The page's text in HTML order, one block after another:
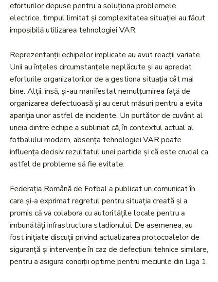
eforturilor depuse pentru a soluționa problemele
electrice, timpul limitat și complexitatea situației au făcut
imposibilă utilizarea tehnologiei VAR.
Reprezentanții echipelor implicate au avut reacții variate.
Unii au înțeles circumstanțele neplăcute și au apreciat
eforturile organizatorilor de a gestiona situația cât mai
bine. Alții, însă, și-au manifestat nemulțumirea față de
organizarea defectuoasă și au cerut măsuri pentru a evita
apariția unor astfel de incidente. Un purtător de cuvânt al
uneia dintre echipe a subliniat că, în contextul actual al
fotbalului modern, absența tehnologiei VAR poate
influența decisiv rezultatul unei partide și că este crucial ca
astfel de probleme să fie evitate.
Federația Română de Fotbal a publicat un comunicat în
care și-a exprimat regretul pentru situația creată și a
promis că va colabora cu autoritățile locale pentru a
îmbunătăți infrastructura stadionului. De asemenea, au
fost inițiate discuții privind actualizarea protocoalelor de
siguranță și intervenție în caz de defecțiuni tehnice similare,
pentru a asigura condiții optime pentru meciurile din Liga 1.